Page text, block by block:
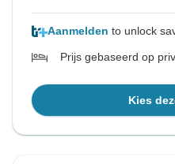
Aanmelden to unlock
Prijs gebaseerd op
Kies